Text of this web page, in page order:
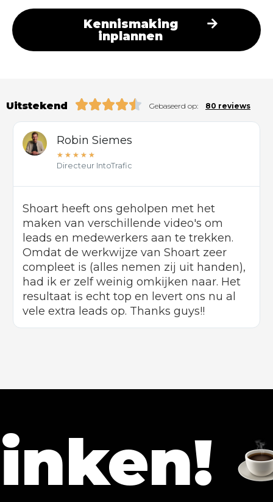
Kennismaking
inplannen
Uitstekend Gebaseerd op: 80 reviews
Robin Siemes
★ ★ ★ ★ ★
Directeur IntoTrafic
Shoart heeft ons geholpen met het
maken van verschillende video's om
leads en medewerkers aan te trekken.
Omdat de werkwijze van Shoart zeer
compleet is (alles nemen zij uit handen),
had ik er zelf weinig omkijken naar. Het
resultaat is echt top en levert ons nu al
vele extra leads op. Thanks guys!!